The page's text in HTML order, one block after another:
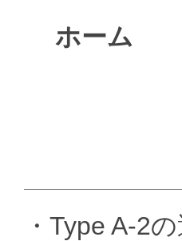
ホーム
・Type A-2